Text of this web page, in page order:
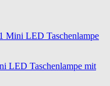
LED Taschenlampe
LED Taschenlampe mit